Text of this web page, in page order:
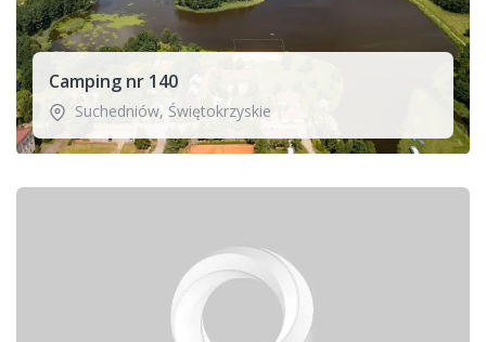
Camping nr 140
Suchedniów, Świętokrzyskie